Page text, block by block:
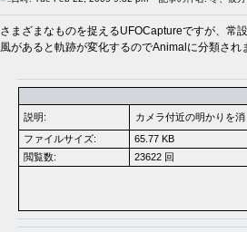
さまざまなものを捉えるUFOCaptureですが、常
風があると軌跡が変化するのでAnimalに分類さ
説明:
カメラ付近の明かりを
ファイルサイズ:
65.77 KB
閲覧数:
23622 回